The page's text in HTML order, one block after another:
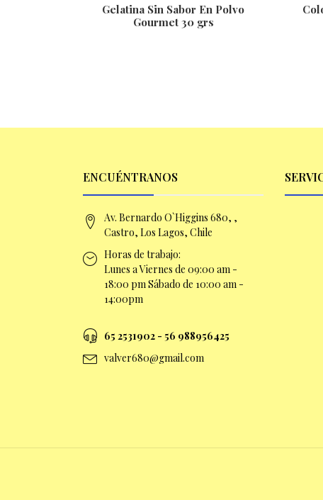
Gelatina Sin Sabor En Polvo
Gourmet 30 grs
ENCUÉNTRANOS
Av. Bernardo O`Higgins 680, ,
Castro, Los Lagos, Chile
Horas de trabajo:
Lunes a Viernes de 09:00 am -
18:00 pm Sábado de 10:00 am -
14:00pm
65 2531902 - 56 988956425
valver680@gmail.com